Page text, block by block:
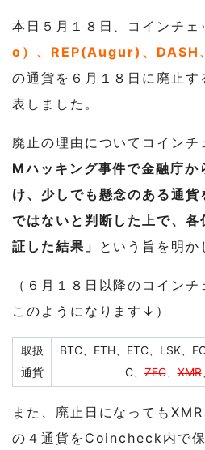
本日５月１８日、コインチェ
o）、REP(Augur)、
の通貨を６月１８日に廃止す
表しました。
廃止の理由についてコインチ
Mハッキング事件で金融庁か
け、少しでも懸念のある通
ではないと判断した上で、
証した結果」 という旨を明か
（６月１８日以降のコイン
このようになります↓）
取扱
通貨
BTC、ETH、ETC、LSK、
C、ZEC、XMR
また、廃止日になっても
の４通貨をCoincheck内で保